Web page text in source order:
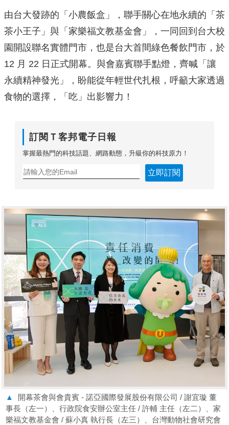
由台大發跡的「小農飯盒」，聯手關心在地永續的「茶
茶小王子」與「家樂福文教基金會」，一同回到台大校
園開設聯名實體門市，也是台大首間綠色餐飲門市，於
12 月 22 日正式開幕。與會嘉賓聯手點燈，齊喊「讓
永續精神發光」，盼能從年輕世代扎根，呼籲大家透過
食物的選擇，「吃」出影響力！
訂閱Ｔ客邦電子日報
掌握最熱門的科技話題、網路動態，升級你的科技原力！
立即訂閱
▲
開幕茶會與會貴賓 - 諾亞國際發展股份有限公司 / 謝宜璇 董
事長（左一）、行政院食安辦公室主任 / 許輔 主任（左二）、家
樂福文教基金會 / 蘇小真 執行長（左三）、台灣動物社會研究會